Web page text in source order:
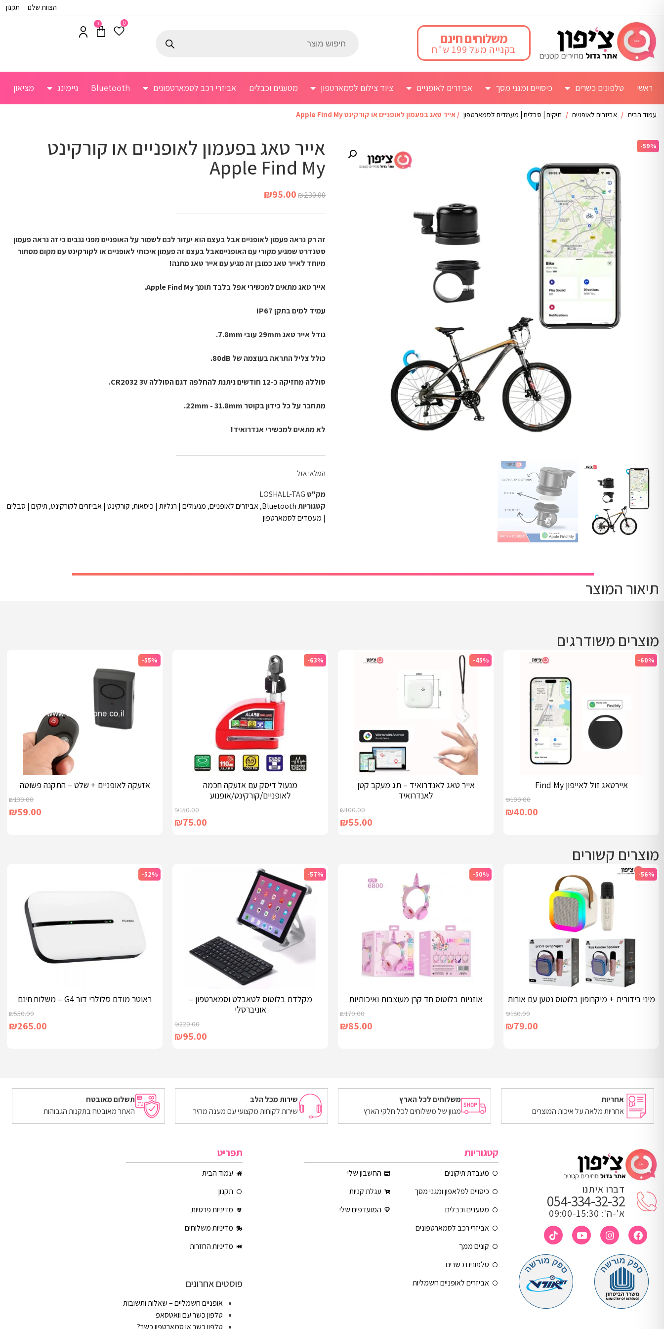
הצוות שלנו תקנון
משלוחים חינם
בקנייה מעל 199 ש"ח
0
0
ראשי טלפונים כשרים כיסויים ומגני מסך אביזרים לאופניים ציוד צילום לסמארטפון מטענים וכבלים אביזרי רכב לסמארטפונים Bluetooth גיימינג מציאון
עמוד הבית / אביזרים לאופניים / תיקים | סבלים | מעמדים לסמארטפון / אייר טאג בפעמון לאופניים או קורקינט Apple Find My
-59% אייר טאג בפעמון לאופניים או קורקינט
Apple Find My
₪230.00
₪95.00
זה רק נראה פעמון לאופניים אבל בעצם הוא יעזור לכם לשמור על האופניים מפני גנבים כי זה נראה פעמון
מיוחד לאייר טאג כמובן זה מגיע עם אייר טאג מתנה!
אייר טאג מתאים למכשירי אפל בלבד תומך Apple Find My.
עמיד למים בתקן IP67
גודל אייר טאג 29mm עובי 7.8mm.
כולל צליל התראה בעוצמה של 80dB.
סוללה מחזיקה כ-12 חודשים ניתנת להחלפה דגם הסוללה CR2032 3V.
מתחבר על כל כידון בקוטר 22mm - 31.8mm.
לא מתאים למכשירי אנדרואיד!
המלאי אזל
מק"ט LOSHALL-TAG
קטגוריותBluetooth
,אביזרים לאופניים, מנעולים | רגליות | כיסאות, קורקינט | אביזרים לקורקינט, תיקים | סבלים
| מעמדים לסמארטפון
תיאור המוצר
מוצרים משודרגים
-60%
איירטאג זול לאייפון Find My
₪100.00
₪40.00
הוספה לסל
-45%
אייר טאג לאנדרואיד – תג מעקב קטן
לאנדרואיד
₪100.00
₪55.00
מידע נוסף
-63%
מנעול דיסק עם אזעקה חכמה
לאופניים/קורקינט/אופנוע
₪150.00
₪75.00
בחר אפשרויות
-55%
אזעקה לאופניים + שלט – התקנה פשוטה
₪130.00
₪59.00
הוספה לסל
מוצרים קשורים
-56%
מיני בידורית + מיקרופון בלוטוס נטען עם אורות
₪180.00
₪79.00
הוספה לסל
-50%
אוזניות בלוטוס חד קרן מעוצבות ואיכותיות
₪170.00
₪85.00
בחר אפשרויות
-57%
מקלדת בלוטוס לטאבלט וסמארטפון –
אוניברסלי
₪220.00
₪95.00
הוספה לסל
-52%
ראוטר מודם סלולרי דור G4 – משלוח חינם
₪550.00
₪265.00
מידע נוסף
אחריות
אחריות מלאה על איכות המוצרים
משלוחים לכל הארץ
מגוון של משלוחים לכל חלקי הארץ
שירות מכל הלב
שירות לקוחות מקצועי עם מענה מהיר
תשלום מאובטח
האתר מאובטח בתקנות הגבוהות
דברו איתנו
054-334-32-32
א'-ה': 09:00-15:30
קטגוריות
מעבדת תיקונים
כיסויים לפלאפון ומגני מסך
מטענים וכבלים
אביזרי רכב לסמארטפונים
קונים ממך
טלפונים כשרים
אביזרים לאופניים חשמליות
החשבון שלי
עגלת קניות
המועדפים שלי
תפריט
עמוד הבית
תקנון
מדיניות פרטיות
מדיניות משלוחים
מדיניות החזרות
פוסטים אחרונים
אופניים חשמליים – שאלות ותשובות
טלפון כשר עם וואטסאפ